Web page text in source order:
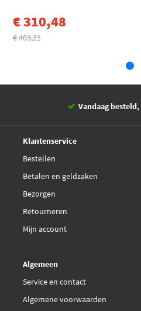
EAN
€ 310,48
€ 403,21
Vandaag besteld,
Klantenservice
Bestellen
Betalen en geldzaken
Bezorgen
Retourneren
Mijn account
Algemeen
Service en contact
Algemene voorwaarden